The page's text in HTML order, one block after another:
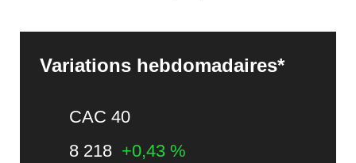
Variations hebdomadaires*
CAC 40
8 218 +0,43 %